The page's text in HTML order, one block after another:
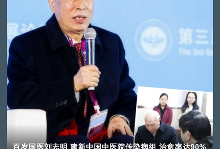
百岁国医刘志明 建新中国中医院传染病组 治愈率达90%